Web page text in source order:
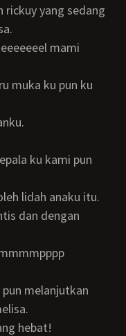
yang sedang
lidah anaku itu.
hebat!